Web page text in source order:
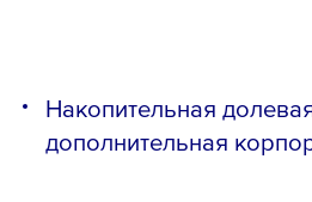
Накопительная
дополнительная